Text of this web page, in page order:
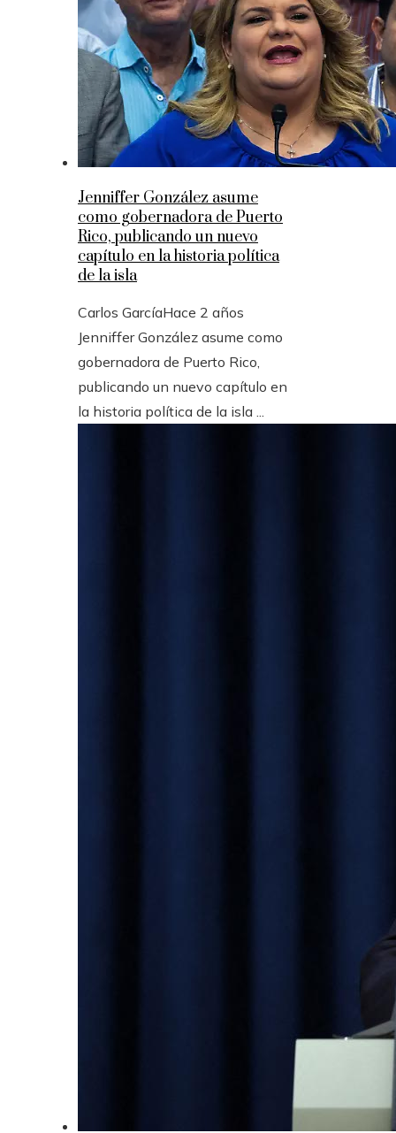
Jenniffer González asume
como gobernadora de Puerto
Rico, publicando un nuevo
capítulo en la historia política
de la isla
Carlos GarcíaHace 2 años
Jenniffer González asume como
gobernadora de Puerto Rico,
publicando un nuevo capítulo en
la historia política de la isla ...